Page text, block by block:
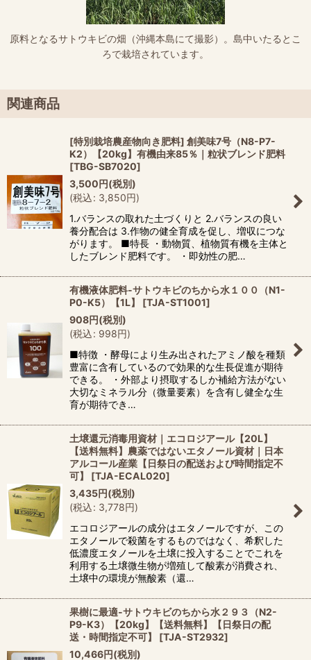
原料となるサトウキビの畑（沖縄本島にて撮影）。島中いたるとこ
ろで栽培されています。
関連商品
[特別栽培農産物向き肥料] 創美味7号（N8-P7-
K2）【20kg】有機由来85％｜粒状ブレンド肥料
[TBG-SB7020]
3,500円(税別)
(税込: 3,850円)
1.バランスの取れた土づくりと 2.バランスの良い
養分配合は 3.作物の健全育成を促し、増収につな
がります。 ■特長 ・動物質、植物質有機を主体と
したブレンド肥料です。 ・即効性の肥…
有機液体肥料-サトウキビのちから水１００（N1-
P0-K5）【1L】
[TJA-ST1001]
908円(税別)
(税込: 998円)
■特徴 ・酵母により生み出されたアミノ酸を種類
豊富に含有しているので効果的な生長促進が期待
できる。 ・外部より摂取するしか補給方法がない
大切なミネラル分（微量要素）を含有し健全な生
育が期待でき…
土壌還元消毒用資材｜エコロジアール【20L】
【送料無料】農薬ではないエタノール資材｜日本
アルコール産業【日祭日の配送および時間指定不
可】
[TJA-ECAL020]
3,435円(税別)
(税込: 3,778円)
エコロジアールの成分はエタノールですが、この
エタノールで殺菌をするものではなく、希釈した
低濃度エタノールを土壌に投入することでこれを
利用する土壌微生物が増殖して酸素が消費され、
土壌中の環境が無酸素（還…
果樹に最適-サトウキビのちから水２９３（N2-
P9-K3）【20kg】【送料無料】【日祭日の配
送・時間指定不可】
[TJA-ST2932]
10,466円(税別)